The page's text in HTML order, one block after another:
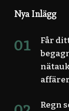
Nya Inlägg
Får
affärer
Regn